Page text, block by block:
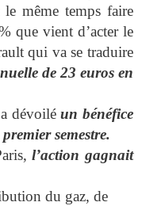
même temps faire
que vient d’acter le
qui va se traduire
de 23 euros en
a dévoiléun bénéfice
semestre.
l’action gagnait
du gaz, de